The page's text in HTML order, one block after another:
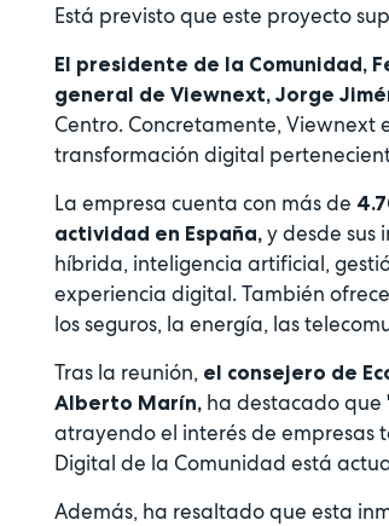
Está previsto que este proyecto
El presidente de la Comunidad,
general de Viewnext, Jorge
Centro. Concretamente, Viewnext
transformación digital
La empresa cuenta con más de
actividad en España, y desde sus
híbrida, inteligencia artificial,
experiencia digital. También
los seguros, la energía, las
Tras la reunión, el consejero de
Alberto Marín, ha destacado que
atrayendo el interés de empresas
Digital de la Comunidad está
Además, ha resaltado que esta